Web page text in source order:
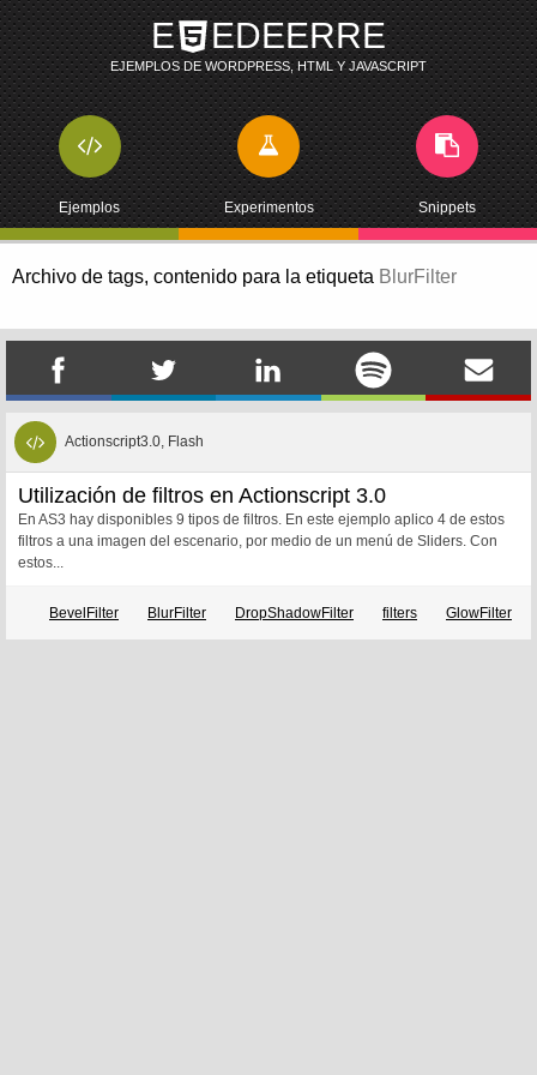
E EDEERRE
EJEMPLOS DE WORDPRESS, HTML Y JAVASCRIPT
Ejemplos Experimentos Snippets
Archivo de tags, contenido para la etiqueta BlurFilter
Actionscript3.0, Flash
Utilización de filtros en Actionscript 3.0
En AS3 hay disponibles 9 tipos de filtros. En este ejemplo aplico 4 de estos
filtros a una imagen del escenario, por medio de un menú de Sliders. Con
estos...
BevelFilter BlurFilter DropShadowFilter filters GlowFilter